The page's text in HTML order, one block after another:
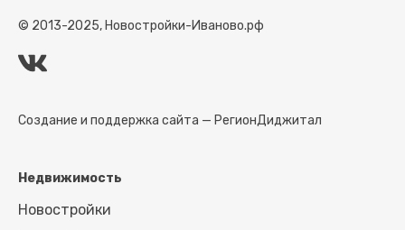
© 2013-2025, Новостройки-Иваново.рф
Создание и поддержка сайта — РегионДиджитал
Недвижимость
Новостройки